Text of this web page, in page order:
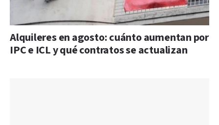
Alquileres en agosto: cuánto aumentan por
IPC e ICL y qué contratos se actualizan